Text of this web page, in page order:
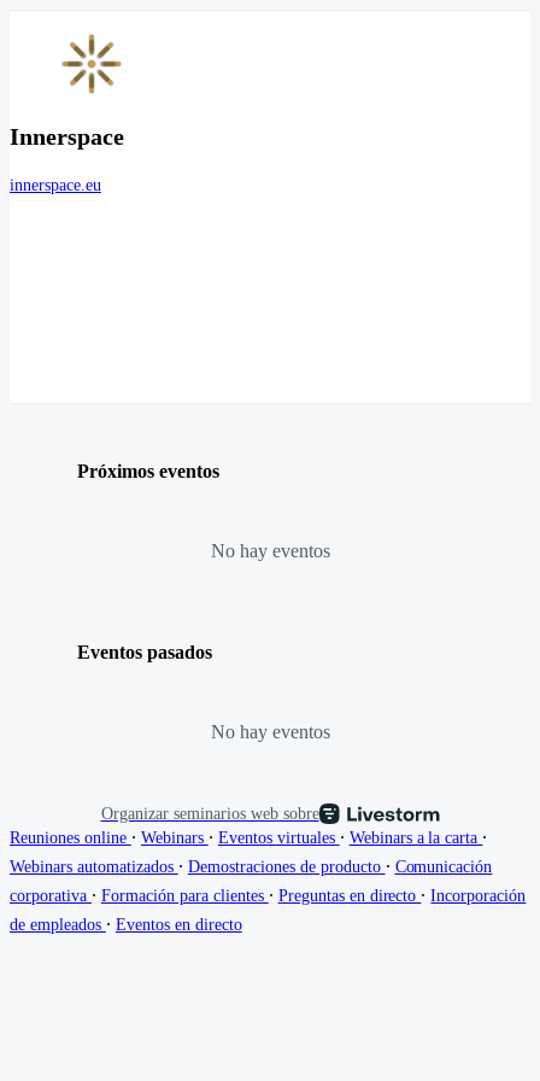
Innerspace
innerspace.eu
Próximos eventos
No hay eventos
Eventos pasados
No hay eventos
Organizar seminarios web sobre
Reuniones online ∙ Webinars ∙ Eventos virtuales ∙ Webinars a la carta ∙
Webinars automatizados ∙ Demostraciones de producto ∙ Comunicación
corporativa ∙ Formación para clientes ∙ Preguntas en directo ∙ Incorporación
de empleados ∙ Eventos en directo